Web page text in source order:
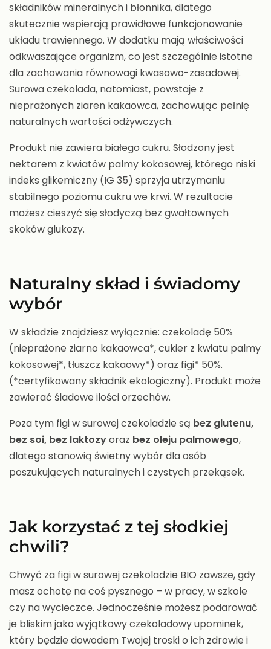
składników mineralnych i błonnika, dlatego
skutecznie wspierają prawidłowe funkcjonowanie
układu trawiennego. W dodatku mają właściwości
odkwaszające organizm, co jest szczególnie istotne
dla zachowania równowagi kwasowo-zasadowej.
Surowa czekolada, natomiast, powstaje z
nieprażonych ziaren kakaowca, zachowując pełnię
naturalnych wartości odżywczych.
Produkt nie zawiera białego cukru. Słodzony jest
nektarem z kwiatów palmy kokosowej, którego niski
indeks glikemiczny (IG 35) sprzyja utrzymaniu
stabilnego poziomu cukru we krwi. W rezultacie
możesz cieszyć się słodyczą bez gwałtownych
skoków glukozy.
Naturalny skład i świadomy
wybór
W składzie znajdziesz wyłącznie: czekoladę 50%
(nieprażone ziarno kakaowca*, cukier z kwiatu palmy
kokosowej*, tłuszcz kakaowy*) oraz figi* 50%.
(*certyfikowany składnik ekologiczny). Produkt może
zawierać śladowe ilości orzechów.
Poza tym figi w surowej czekoladzie są bez glutenu,
bez soi, bez laktozyoraz bez oleju palmowego,
dlatego stanowią świetny wybór dla osób
poszukujących naturalnych i czystych przekąsek.
Jak korzystać z tej słodkiej
chwili?
Chwyć za figi w surowej czekoladzie BIO zawsze, gdy
masz ochotę na coś pysznego – w pracy, w szkole
czy na wycieczce. Jednocześnie możesz podarować
je bliskim jako wyjątkowy czekoladowy upominek,
który będzie dowodem Twojej troski o ich zdrowie i